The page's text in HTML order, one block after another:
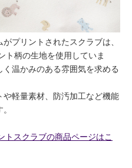
プリントされたスクラブは、
ト柄の生地を使用していま
温かみのある雰囲気を求める
軽量素材、防汚加工など機能
トスクラブの商品ページはこ